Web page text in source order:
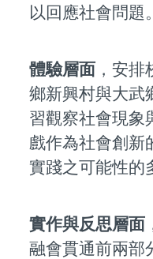
以回應社會問題。
體驗層面 ，安
鄉新興村與大武
習觀察社會現象
戲作為社會創新
實踐之可能性的
實作與反思層面
融會貫通前兩部